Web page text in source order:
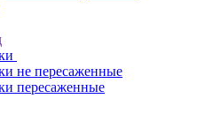
не пересаженные
пересаженные